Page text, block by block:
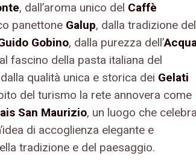
, dall’aroma unico del Caffè
panettone Galup, dalla tradizione del
Gobino, dalla purezza dell’
fascino della pasta italiana del
qualità unica e storica dei Gelati
del turismo la rete annovera come
San Maurizio, un luogo che
di accoglienza elegante e
tradizione e del paesaggio.